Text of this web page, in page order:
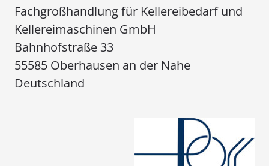
Fachgroßhandlung für Kellereibedarf und
Kellereimaschinen GmbH
Bahnhofstraße 33
55585 Oberhausen an der Nahe
Deutschland